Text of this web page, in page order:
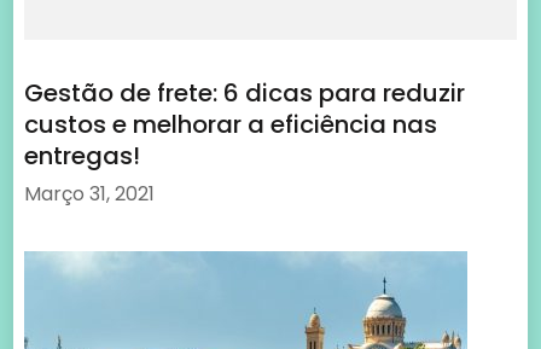
Produtos dos Mosteitros: Uma Odisseia
de Sabores e Sensações